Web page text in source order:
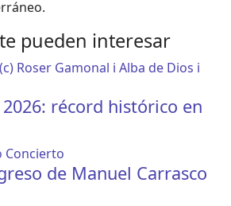
pueden interesar
récord histórico en
de Manuel Carrasco